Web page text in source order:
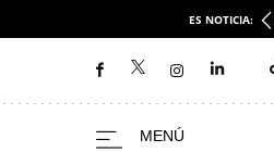
ES NOTICIA: